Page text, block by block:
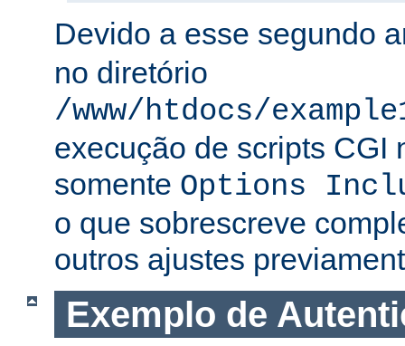
Devido a esse segundo
no diretório
/www/htdocs/
execução de scripts CGI
somente Options
o que sobrescreve
outros ajustes
Exemplo de